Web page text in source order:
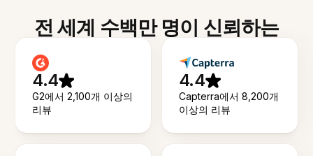
전 세계 수백만 명이 신뢰하는
4.4
G2에서 2,100개 이상의
리뷰
4.4
Capterra에서 8,200개
이상의 리뷰